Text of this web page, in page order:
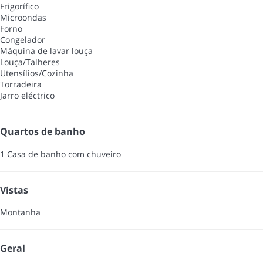
Frigorífico
Microondas
Forno
Congelador
Máquina de lavar louça
Louça/Talheres
Utensílios/Cozinha
Torradeira
Jarro eléctrico
Quartos de banho
1 Casa de banho com chuveiro
Vistas
Montanha
Geral